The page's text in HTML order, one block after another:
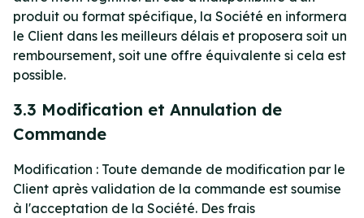
produit ou format spécifique, la Société en informera
le Client dans les meilleurs délais et proposera soit un
remboursement, soit une offre équivalente si cela est
possible.
3.3 Modification et Annulation de
Commande
Modification : Toute demande de modification par le
Client après validation de la commande est soumise
à l'acceptation de la Société. Des frais